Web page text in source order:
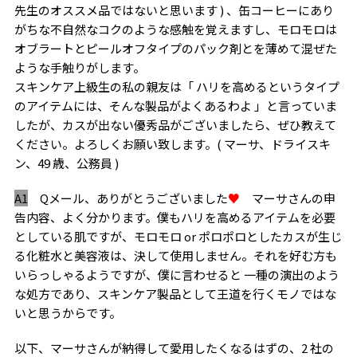
先生のオススメ品ではないと思います ) 、缶コーヒーにあり
がちな不自然なコクのような感触を覚えますし、モロモロは
オブラートとピールオフタイプのパック剤とを薄めて混ぜた
ような手触りがします。
スキンケア上級生の私の親友は「 ハリを高めるというタイプ
のアイテムには、そんな製品がよくあるわよ 」と言っていま
したが、カスが出ない優秀品がございましたら、ぜひ教えて
ください。よろしくお願い致します。( マーサ、ドライスキ
ン、49 歳、公務員 )
A1 Qメール、ありがとうございました♥ マーサさんの申
告内容、よく分かります。僕もハリを高めるアイテムを必要
としている肌ですが、モロモロ or ポロポロとしたカスが生じ
る化粧水と美容液は、決して使用しません。それを好む方も
いらっしゃるようですが、僕に言わせると 一種の演出のよう
な処方であり、スキンケア製品として王道を行くモノではな
いと思うからです。
以下、マーサさんが納得して愛用したくなるはずの、2 社の